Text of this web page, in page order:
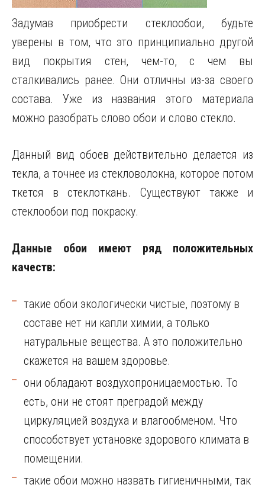
Задумав приобрести стеклообои, будьте
уверены в том, что это принципиально другой
вид покрытия стен, чем-то, с чем вы
сталкивались ранее. Они отличны из-за своего
состава. Уже из названия этого материала
можно разобрать слово обои и слово стекло.
Данный вид обоев действительно делается из
текла, а точнее из стекловолокна, которое потом
ткется в стеклоткань. Существуют также и
стеклообои под покраску.
Данные обои имеют ряд положительных
качеств:
такие обои экологически чистые, поэтому в
составе нет ни капли химии, а только
натуральные вещества. А это положительно
скажется на вашем здоровье.
они обладают воздухопроницаемостью. То
есть, они не стоят преградой между
циркуляцией воздуха и влагообменом. Что
способствует установке здорового климата в
помещении.
такие обои можно назвать гигиеничными, так